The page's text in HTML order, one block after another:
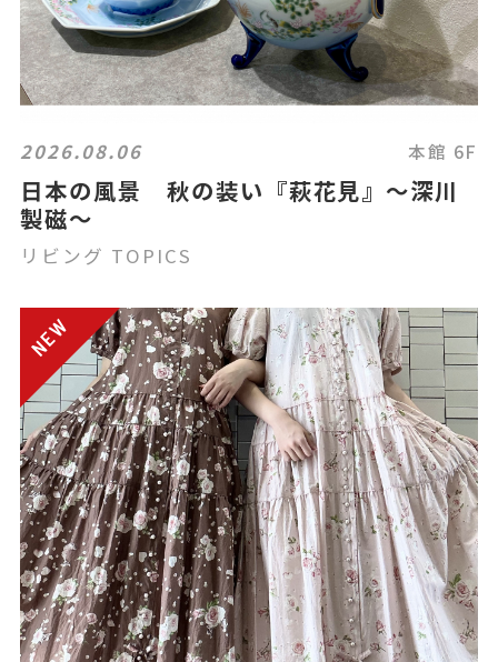
2026.08.06 本館 6F
日本の風景 秋の装い『萩花見』〜深川
製磁〜
リビング TOPICS